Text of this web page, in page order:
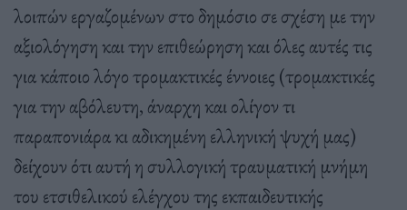
λοιπών εργαζομένων στο δημόσιο σε σχέση με την
αξιολόγηση και την επιθεώρηση και όλες αυτές τις
για κάποιο λόγο τρομακτικές έννοιες (τρομακτικές
για την αβόλευτη, άναρχη και ολίγον τι
παραπονιάρα κι αδικημένη ελληνική ψυχή μας)
δείχουν ότι αυτή η συλλογική τραυματική μνήμη
του ετσιθελικού ελέγχου της εκπαιδευτικής